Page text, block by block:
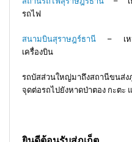
รถไฟ
สนามบินสุราษฎร์ธานี – เหมา
เครื่องบิน
รถบัสส่วนใหญ่มาถึงสถานีขนส่ง
จุดต่อรถไปยังหาดป่าตอง กะตะ